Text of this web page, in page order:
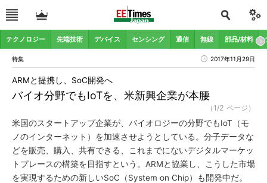
テクノロジー 先端技術 デバイス センシング 通信 無線 部品/材料
特集 2017年11月29日
バイオ分野でもIoTを、米新興企業が本腰
ARMと提携し、SoC開発へ
（1/2 ページ）
米国のスタートアップ企業が、バイオロジーの分野でもIoT（モ
ノのインターネット）を加速させようとしている。分子データな
どを販売、購入、共有できる、これまでにないデジタルマーケッ
トプレースの構築を目指すという。ARMと協業し、こうした市場
を実現するための新しいSoC（System on Chip）も開発中だ。